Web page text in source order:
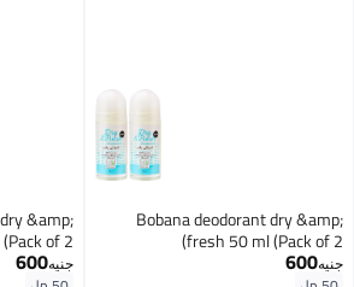
Bobana deodorant dry &amp;
fresh 50 ml (Pack of 2)
جنيه600
&amp;
of 2)
جنيه600